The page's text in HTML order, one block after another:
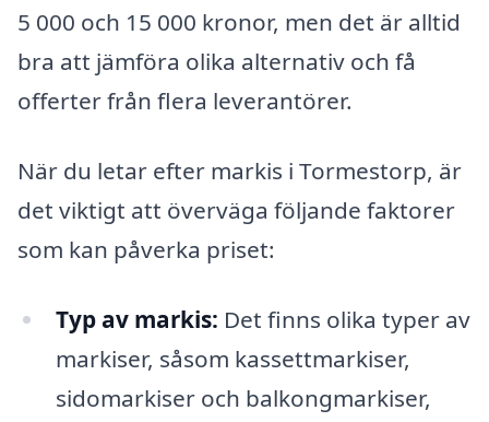
5 000 och 15 000 kronor, men det är alltid
bra att jämföra olika alternativ och få
offerter från flera leverantörer.
När du letar efter markis i Tormestorp, är
det viktigt att överväga följande faktorer
som kan påverka priset:
Typ av markis: Det finns olika typer av
markiser, såsom kassettmarkiser,
sidomarkiser och balkongmarkiser,